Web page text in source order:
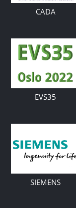
CADA
EVS35
SIEMENS